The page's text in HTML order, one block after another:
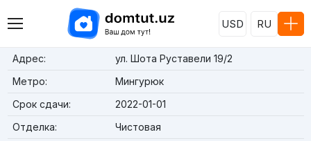
USD RU
Адрес:
ул. Шота Руставели 19/2
Метро:
Мингурюк
Срок сдачи:
2022-01-01
Отделка:
Чистовая